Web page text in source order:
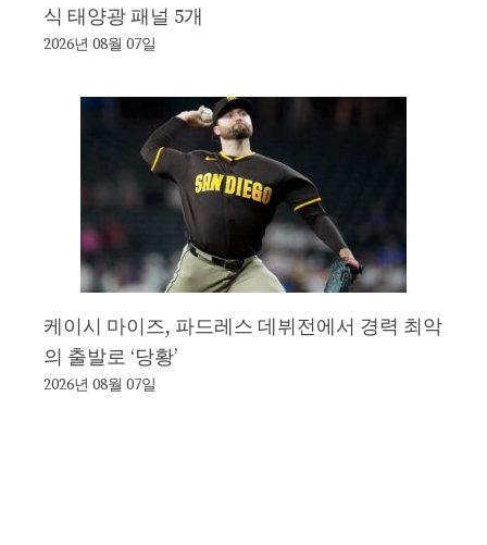
식 태양광 패널 5개
2026년 08월 07일
케이시 마이즈, 파드레스 데뷔전에서 경력 최악
의 출발로 ‘당황’
2026년 08월 07일